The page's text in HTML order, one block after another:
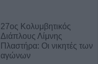
27ος Κολυμβητικός
Διάπλους Λίμνης
Πλαστήρα: Οι νικητές των
αγώνων